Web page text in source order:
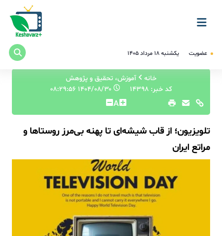
عضویت یکشنبه ۱۸ مرداد ۱۴۰۵
خانه
آموزش، تحقیق و پژوهش
کد خبر: 14398
۱۴۰۴/۰۸/۳۰ ۰۸:۲۹:۵۶
A
تلویزیون؛ از قاب شیشه‌ای تا پهنه بی‌مرز روستاها و
مراتع ایران